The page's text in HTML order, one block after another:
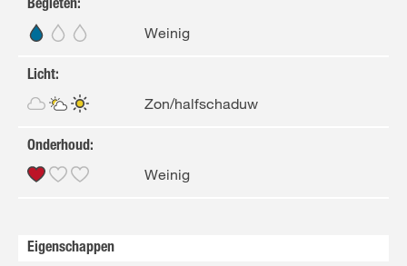
Begieten:
Weinig
Licht:
Zon/halfschaduw
Onderhoud:
Weinig
Eigenschappen